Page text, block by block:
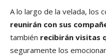
A lo largo de la velada, los
reunirán con sus
también recibirán visitas
seguramente los